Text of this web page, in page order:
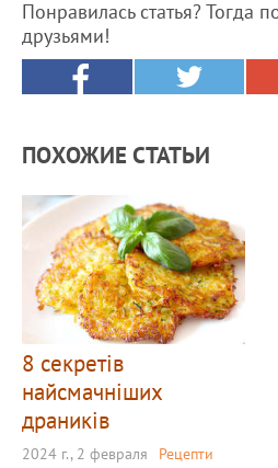
Понравилась статья? Тогда
друзьями!
ПОХОЖИЕ СТАТЬИ
8 секретів
найсмачніших
драників
2024 г., 2 февраля Рецепти